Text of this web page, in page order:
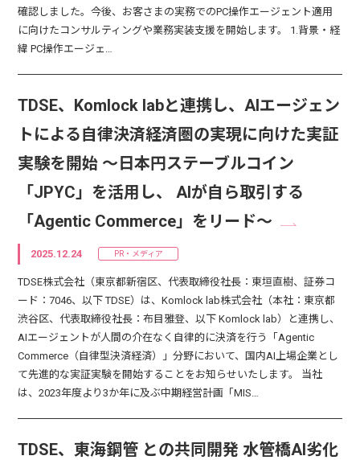
確認しました。今後、お客さまの実務でのPC操作エージェント適用
に向けたコンサルティングや業務実装支援を開始します。 1.背景・経
緯 PC操作エージェ…
TDSE、Komlock labと連携し、AIエージェン
トによる自律決済経済圏の実現に向けた実証
実験を開始 ～日本円ステーブルコイン
「JPYC」を活用し、 AIが自ら取引する
「Agentic Commerce」をリード～
2025.12.24 PR・メディア
TDSE株式会社（東京都新宿区、代表取締役社長：東垣直樹、証券コ
ード：7046、以下 TDSE）は、Komlock lab株式会社（本社：東京都
渋谷区、代表取締役社長：布目雅登、以下 Komlock lab）と連携し、
AIエージェントが人間の介在なく自律的に決済を行う「Agentic
Commerce（自律型決済経済）」分野において、国内AI上場企業とし
て先進的な実証実験を開始することをお知らせいたします。 当社
は、2023年度より3か年に及ぶ中期経営計画「MIS…
TDSE、東海鋼管 との共同開発 水管橋AI劣化